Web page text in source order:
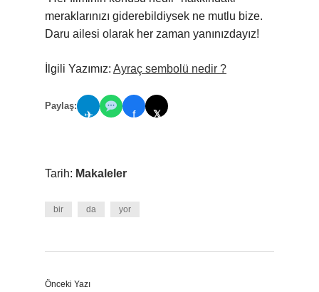
meraklarınızı giderebildiysek ne mutlu bize.
Daru ailesi olarak her zaman yanınızdayız!
İlgili Yazımız: Ayraç sembolü nedir ?
Paylaş:
✈ f 𝕏
Tarih: Makaleler
bir da yor
Önceki Yazı